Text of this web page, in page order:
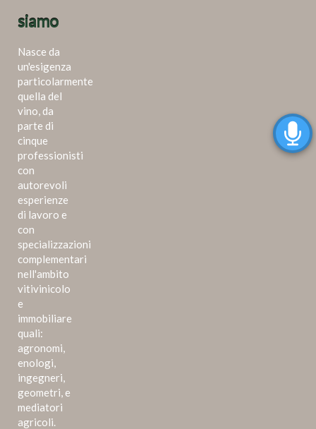
siamo
Nasce da
un'esigenza
particolarmente
quella del
vino, da
parte di
cinque
professionisti
con
autorevoli
esperienze
di lavoro e
con
specializzazioni
complementari
nell'ambito
vitivinicolo
e
immobiliare
quali:
agronomi,
enologi,
ingegneri,
geometri, e
mediatori
agricoli.